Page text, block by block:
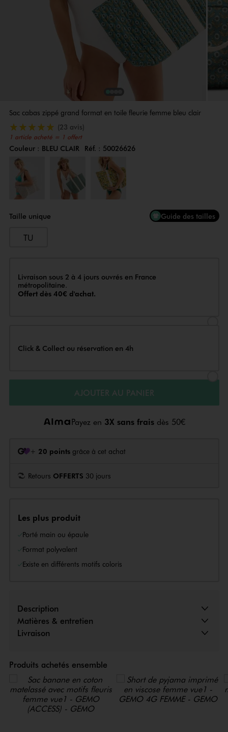
Sac cabas zippé grand format en toile fleurie femme bleu clair
1 article acheté = 1 offert
5/5 de moyenne(23 avis)
Couleur
Couleur : BLEU CLAIR Réf. : 50026626
Choisissez votre Couleur
Taille unique Guide des tailles
TU
Livraison
Livraison sous 2 à 4 jours ouvrés en France
métropolitaine.
Offert dès 40€ d'achat.
Click & Collect ou réservation en 4h
AJOUTER AU PANIER
Payez en 3X sans frais dès 50€
+ 20 points grâce à cet achat
Retours OFFERTS 30 jours
Les plus produit
Porté main ou épaule
Format polyvalent
Existe en différents motifs coloris
Description
Matières & entretien
Livraison
Produits achetés ensemble